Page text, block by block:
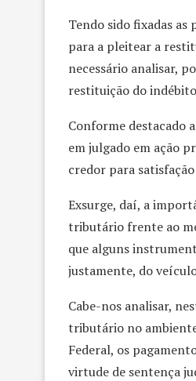
Tendo sido fixadas
para a pleitear a
necessário analisar,
restituição do
Conforme destacado
em julgado em ação
credor para
Exsurge, daí, a
tributário frente ao
que alguns
justamente, do
Cabe-nos analisar,
tributário no
Federal, os
virtude de sentença